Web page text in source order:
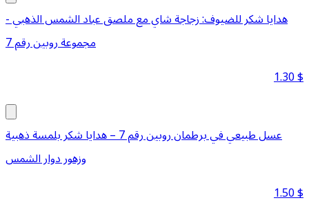
هدايا شكر للضيوف: زجاجة شاي مع ملصق عباد الشمس الذهبي -
مجموعة روبين رقم 7
1.30$
عسل طبيعي في برطمان روبين رقم 7 – هدايا شكر بلمسة ذهبية
وزهور دوار الشمس
1.50$